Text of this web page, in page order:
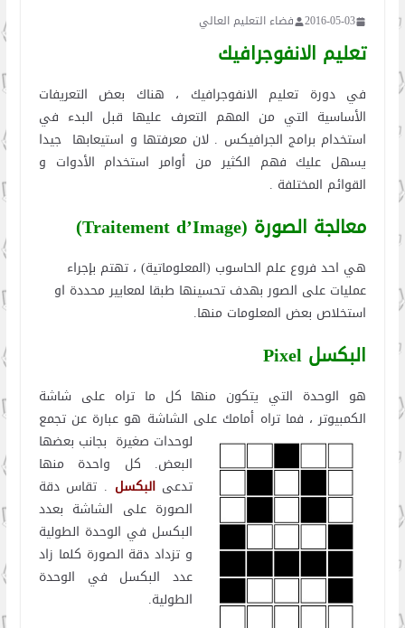
2016-05-03 فضاء التعليم العالي
تعليم الانفوجرافيك
في دورة تعليم الانفوجرافيك ، هناك بعض التعريفات
الأساسية التي من المهم التعرف عليها قبل البدء في
استخدام برامج الجرافيكس . لان معرفتها و استيعابها جيدا
يسهل عليك فهم الكثير من أوامر استخدام الأدوات و
القوائم المختلفة .
معالجة الصورة (Traitement d’Image)
هي احد فروع علم الحاسوب (المعلوماتية) ، تهتم بإجراء
عمليات على الصور بهدف تحسينها طبقا لمعايير محددة او
استخلاص بعض المعلومات منها.
البكسل Pixel
هو الوحدة التي يتكون منها كل ما تراه على شاشة
الكمبيوتر ، فما تراه أمامك على الشاشة هو عبارة عن تجمع
لوحدات صغيرة بجانب بعضها
البعض. كل واحدة منها
تدعىالبكسل . تقاس دقة
الصورة على الشاشة بعدد
البكسل في الوحدة الطولية
و تزداد دقة الصورة كلما زاد
عدد البكسل في الوحدة
الطولية.